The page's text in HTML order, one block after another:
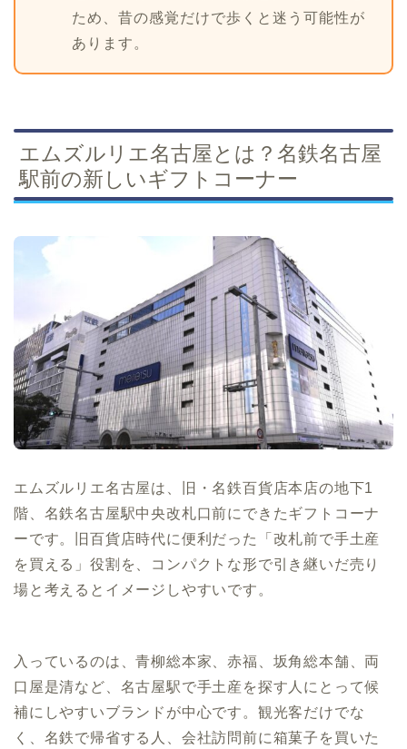
ため、昔の感覚だけで歩くと迷う可能性が
あります。
エムズルリエ名古屋とは？名鉄名古屋
駅前の新しいギフトコーナー
エムズルリエ名古屋は、旧・名鉄百貨店本店の地下1
階、名鉄名古屋駅中央改札口前にできたギフトコーナ
ーです。旧百貨店時代に便利だった「改札前で手土産
を買える」役割を、コンパクトな形で引き継いだ売り
場と考えるとイメージしやすいです。
入っているのは、青柳総本家、赤福、坂角総本舗、両
口屋是清など、名古屋駅で手土産を探す人にとって候
補にしやすいブランドが中心です。観光客だけでな
く、名鉄で帰省する人、会社訪問前に箱菓子を買いた